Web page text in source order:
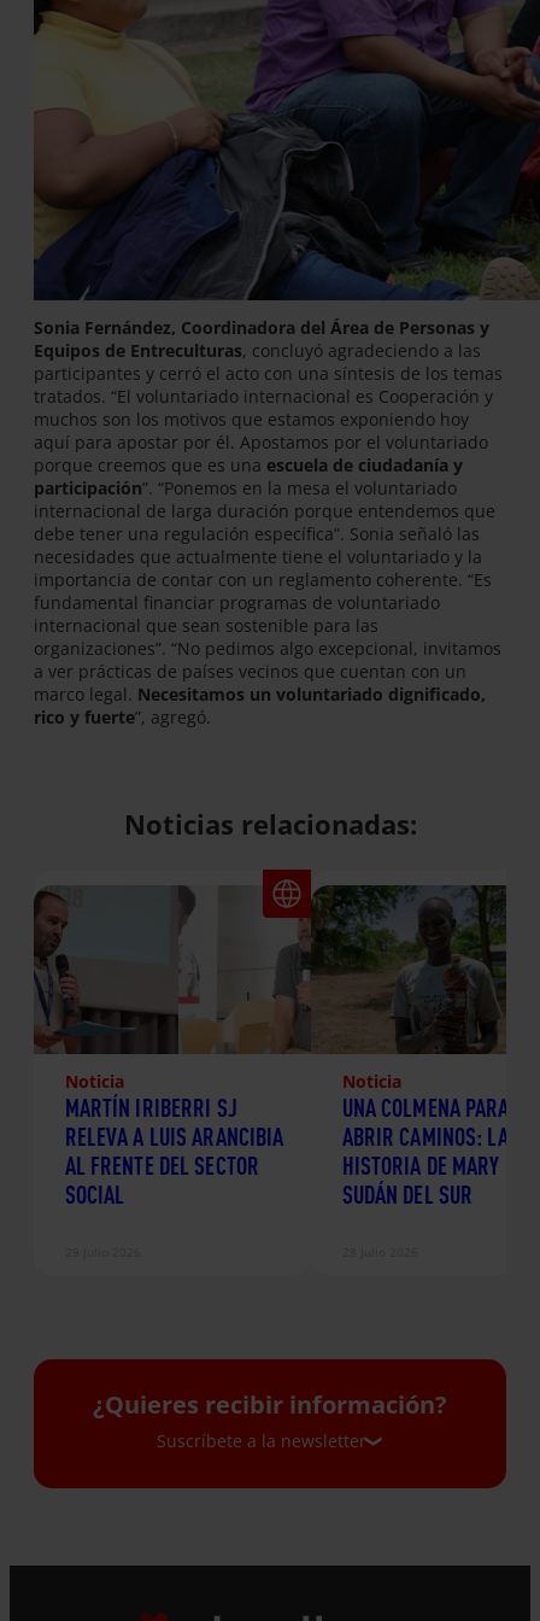
Sonia Fernández, Coordinadora del Área de Personas y
Equipos de Entreculturas, concluyó agradeciendo a las
participantes y cerró el acto con una síntesis de los temas
tratados. “El voluntariado internacional es Cooperación y
muchos son los motivos que estamos exponiendo hoy
aquí para apostar por él. Apostamos por el voluntariado
porque creemos que es una escuela de ciudadanía y
participación”. “Ponemos en la mesa el voluntariado
internacional de larga duración porque entendemos que
debe tener una regulación específica”. Sonia señaló las
necesidades que actualmente tiene el voluntariado y la
importancia de contar con un reglamento coherente. “Es
fundamental financiar programas de voluntariado
internacional que sean sostenible para las
organizaciones”. “No pedimos algo excepcional, invitamos
a ver prácticas de países vecinos que cuentan con un
marco legal. Necesitamos un voluntariado dignificado,
rico y fuerte”, agregó.
Noticias relacionadas:
Noticia
MARTÍN IRIBERRI SJ
RELEVA A LUIS ARANCIBIA
AL FRENTE DEL SECTOR
SOCIAL
Noticia
UNA COLMENA PARA
ABRIR CAMINOS: LA
HISTORIA DE MARY EN
SUDÁN DEL SUR
¿Quieres recibir información?
Suscríbete a la newsletter